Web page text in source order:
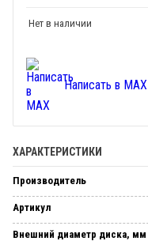
Нет в наличии
Написать в MAX
ХАРАКТЕРИСТИКИ
Производитель
Артикул
Внешний диаметр диска, мм